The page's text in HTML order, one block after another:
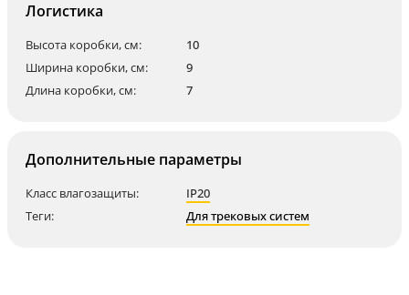
Логистика
Высота коробки, см:
10
Ширина коробки, см:
9
Длина коробки, см:
7
Дополнительные параметры
Класс влагозащиты:
IP20
Теги:
Для трековых систем